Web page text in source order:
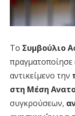
Το Συμβούλιο
αντικείμενο την
στη Μέση
συγκρούσεων,